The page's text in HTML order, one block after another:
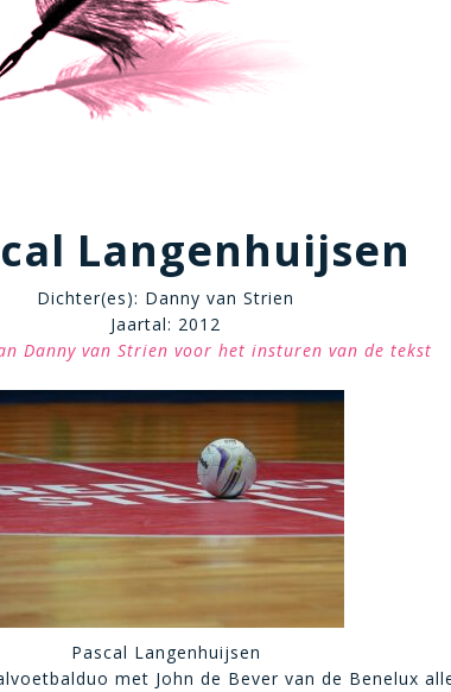
Langenhuijsen
Dichter(es): Danny van Strien
Jaartal: 2012
Danny van Strien voor het insturen van de tekst
Pascal Langenhuijsen
met John de Bever van de Benelux